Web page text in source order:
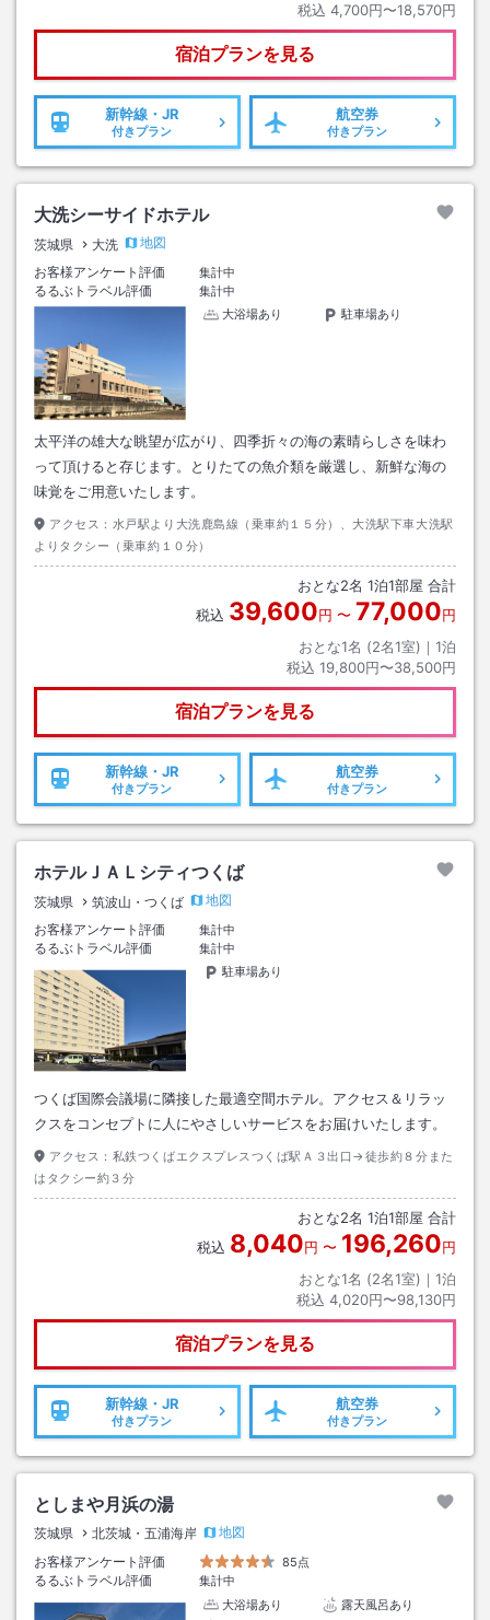
税込 4,700円〜18,570円
宿泊プランを見る
新幹線・JR
付きプラン
航空券
付きプラン
大洗シーサイドホテル
茨城県 大洗
地図
お客様アンケート評価
集計中
るるぶトラベル評価
集計中
大浴場あり
駐車場あり
太平洋の雄大な眺望が広がり、四季折々の海の素晴らしさを味わ
って頂けると存じます。とりたての魚介類を厳選し、新鮮な海の
味覚をご用意いたします。
アクセス： 水戸駅より大洗鹿島線（乗車約１５分）、大洗駅下車大洗駅
よりタクシー（乗車約１０分）
おとな2名 1泊1部屋 合計
税込 39,600円 〜 77,000円
おとな1名 (2名1室)｜ 1泊
税込 19,800円〜38,500円
宿泊プランを見る
新幹線・JR
付きプラン
航空券
付きプラン
ホテルＪＡＬシティつくば
茨城県 筑波山・つくば
地図
お客様アンケート評価
集計中
るるぶトラベル評価
集計中
駐車場あり
つくば国際会議場に隣接した最適空間ホテル。アクセス＆リラッ
クスをコンセプトに人にやさしいサービスをお届けいたします。
アクセス： 私鉄つくばエクスプレスつくば駅Ａ３出口→徒歩約８分また
はタクシー約３分
おとな2名 1泊1部屋 合計
税込 8,040円 〜 196,260円
おとな1名 (2名1室)｜ 1泊
税込 4,020円〜98,130円
宿泊プランを見る
新幹線・JR
付きプラン
航空券
付きプラン
としまや月浜の湯
茨城県 北茨城・五浦海岸
地図
お客様アンケート評価
85点
るるぶトラベル評価
集計中
大浴場あり
露天風呂あり